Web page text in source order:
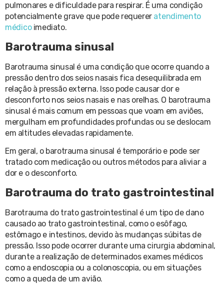
pulmonares e dificuldade para respirar. É uma condição
potencialmente grave que pode requerer atendimento
médicoimediato.
Barotrauma sinusal
Barotrauma sinusal é uma condição que ocorre quando a
pressão dentro dos seios nasais fica desequilibrada em
relação à pressão externa. Isso pode causar dor e
desconforto nos seios nasais e nas orelhas. O barotrauma
sinusal é mais comum em pessoas que voam em aviões,
mergulham em profundidades profundas ou se deslocam
em altitudes elevadas rapidamente.
Em geral, o barotrauma sinusal é temporário e pode ser
tratado com medicação ou outros métodos para aliviar a
dor e o desconforto.
Barotrauma do trato gastrointestinal
Barotrauma do trato gastrointestinal é um tipo de dano
causado ao trato gastrointestinal, como o esôfago,
estômago e intestinos, devido às mudanças súbitas de
pressão. Isso pode ocorrer durante uma cirurgia abdominal,
durante a realização de determinados exames médicos
como a endoscopia ou a colonoscopia, ou em situações
como a queda de um avião.